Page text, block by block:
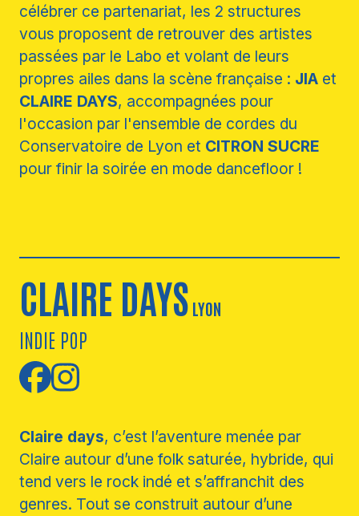
célébrer ce partenariat, les 2 structures
vous proposent de retrouver des artistes
passées par le Labo et volant de leurs
propres ailes dans la scène française : JIA et
CLAIRE DAYS, accompagnées pour
l'occasion par l'ensemble de cordes du
Conservatoire de Lyon et CITRON SUCRE
pour finir la soirée en mode dancefloor !
CLAIRE DAYS LYON
INDIE POP
Claire days, c’est l’aventure menée par
Claire autour d’une folk saturée, hybride, qui
tend vers le rock indé et s’affranchit des
genres. Tout se construit autour d’une